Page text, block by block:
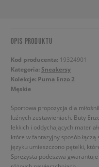
OPIS PRODUKTU
Kod producenta: 19324901
Kategoria: Sneakersy
Kolekcje: Puma Enzo 2
Męskie
Sportowa propozycja dla
luźnych zestawieniach. Buty
lekkich i oddychających
które w fantazyjny sposób
języku umieszczono pętelki,
Sprężysta podeszwa